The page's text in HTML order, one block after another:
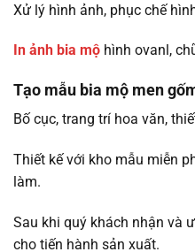
Xử lý hình ảnh, phục chế
In ảnh bia mộ hình ovanl,
Tạo mẫu bia mộ men
Bố cục, trang trí hoa văn,
Thiết kế với kho mẫu miễn
làm.
Sau khi quý khách nhận và
cho tiến hành sản xuất.